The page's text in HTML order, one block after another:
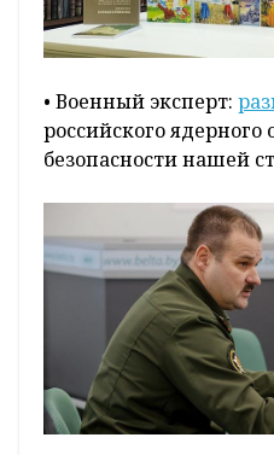
• Военный эксперт:
российского ядерного
безопасности нашей